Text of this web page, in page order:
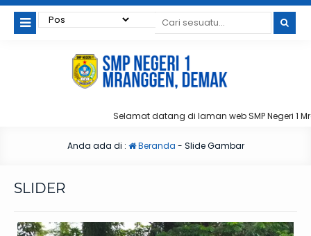
Selamat datang di laman web SMP Negeri 1
Anda ada di : Beranda - Slide Gambar
SLIDER